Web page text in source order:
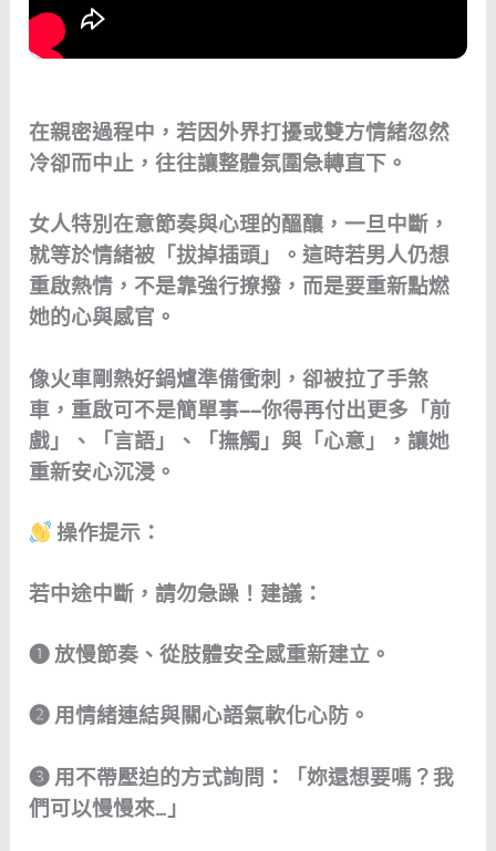
在親密過程中，若因外界打擾或雙方情緒忽然
冷卻而中止，往往讓整體氛圍急轉直下。
女人特別在意節奏與心理的醞釀，一旦中斷，
就等於情緒被「拔掉插頭」。這時若男人仍想
重啟熱情，不是靠強行撩撥，而是要重新點燃
她的心與感官。
像火車剛熱好鍋爐準備衝刺，卻被拉了手煞
車，重啟可不是簡單事——你得再付出更多「前
戲」、「言語」、「撫觸」與「心意」，讓她
重新安心沉浸。
操作提示：
若中途中斷，請勿急躁！建議：
➊ 放慢節奏、從肢體安全感重新建立。
➋ 用情緒連結與關心語氣軟化心防。
➌ 用不帶壓迫的方式詢問：「妳還想要嗎？我
們可以慢慢來…」